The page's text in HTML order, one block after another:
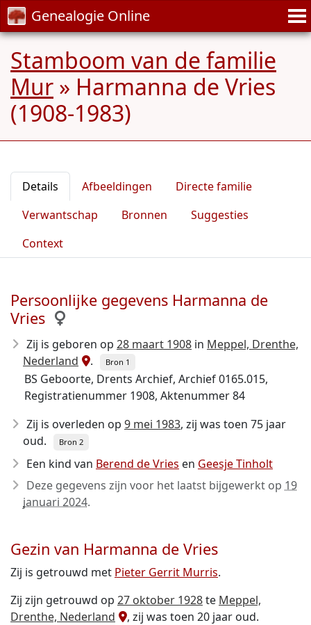
Genealogie Online
Stamboom van de familie
Mur » Harmanna de Vries
(1908-1983)
Details Afbeeldingen
Directe familie
Verwantschap
Bronnen
Suggesties
Context
Persoonlijke gegevens Harmanna de
Vries
Zij is geboren op 28 maart 1908 in Meppel, Drenthe,
Nederland
. Bron 1
BS Geboorte, Drents Archief, Archief 0165.015,
Registratienummer 1908, Aktenummer 84
Zij is overleden op 9 mei 1983, zij was toen 75 jaar
oud.
Bron 2
Een kind van Berend de Vries en Geesje Tinholt
Deze gegevens zijn voor het laatst bijgewerkt op 19
januari 2024.
Gezin van Harmanna de Vries
Zij is getrouwd met Pieter Gerrit Murris.
Zij zijn getrouwd op 27 oktober 1928te Meppel,
Drenthe, Nederland
, zij was toen 20 jaar oud.